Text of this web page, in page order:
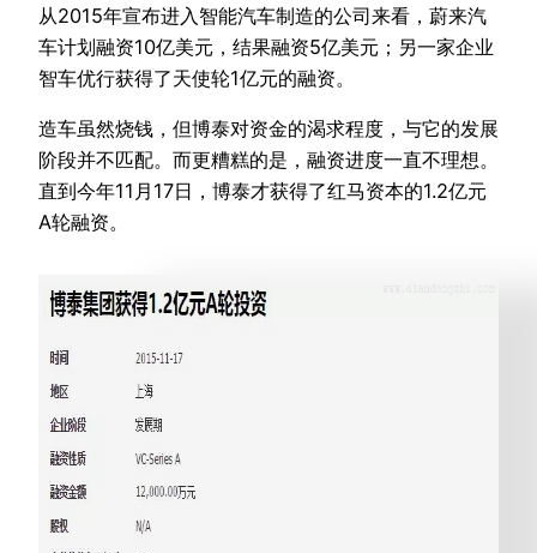
从2015年宣布进入智能汽车制造的公司来看，蔚来汽
车计划融资10亿美元，结果融资5亿美元；另一家企业
智车优行获得了天使轮1亿元的融资。
造车虽然烧钱，但博泰对资金的渴求程度，与它的发展
阶段并不匹配。而更糟糕的是，融资进度一直不理想。
直到今年11月17日，博泰才获得了红马资本的1.2亿元
A轮融资。